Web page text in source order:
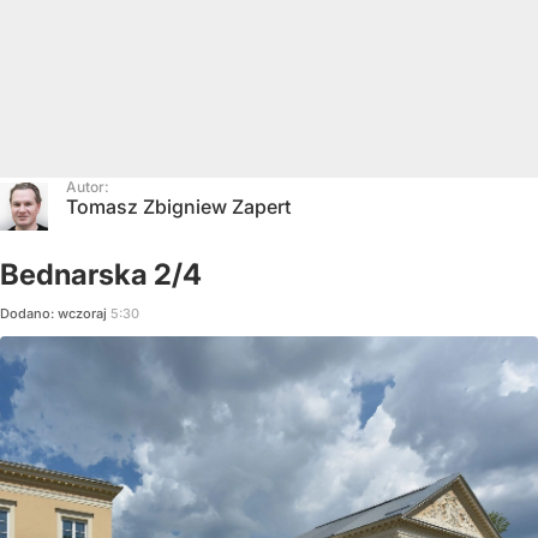
Autor:
Tomasz Zbigniew Zapert
Bednarska 2/4
Dodano: wczoraj 5:30